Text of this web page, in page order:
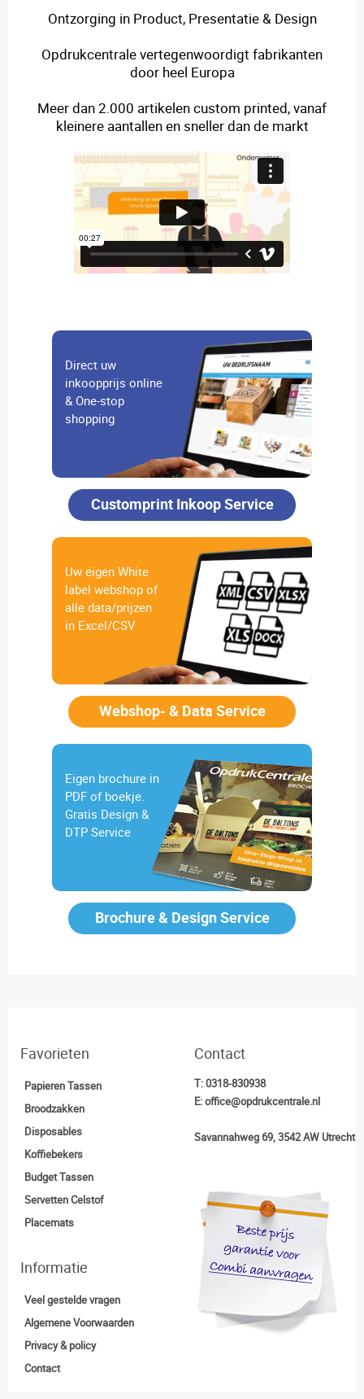
Ontzorging in Product, Presentatie & Design
Opdrukcentrale vertegenwoordigt fabrikanten
door heel Europa
Meer dan 2.000 artikelen custom printed, vanaf
kleinere aantallen en sneller dan de markt
Direct uw
inkoopprijs online
& One-stop
shopping
Customprint Inkoop Service
Uw eigen White
label webshop of
alle data/prijzen
in Excel/CSV
Webshop- & Data Service
Eigen brochure in
PDF of boekje.
Gratis Design &
DTP Service
Brochure & Design Service
Favorieten
Papieren Tassen
Broodzakken
Disposables
Koffiebekers
Budget Tassen
Servetten Celstof
Placemats
Contact
T:0318-830938
E:office@opdrukcentrale.nl
Savannahweg 69, 3542 AW Utrecht
Informatie
Veel gestelde vragen
Algemene Voorwaarden
Privacy & policy
Contact